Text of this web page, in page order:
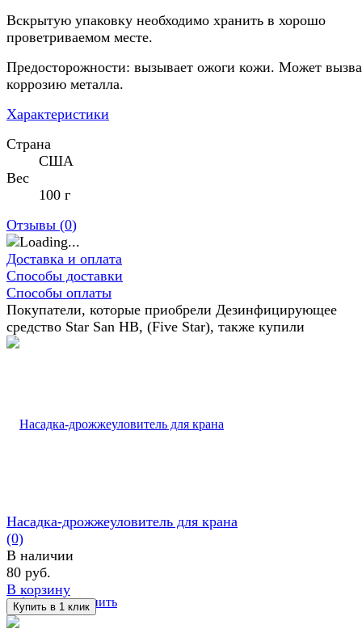
Вскрытую упаковку необходимо хранить в хорошо
проветриваемом месте.
Предосторожности: вызывает ожоги кожи. Может
коррозию металла.
Характеристики
Страна
США
Вес
100 г
Отзывы (0)
Доставка и оплата
Способы доставки
Способы оплаты
Покупатели, которые приобрели Дезинфицирующее
средство Star San HB, (Five Star), также купили
избранное сравнить
Насадка-дрожжеуловитель для крана
(0)
В наличии
80 руб.
В корзину